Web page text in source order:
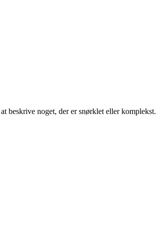
beskrive noget, der er snørklet eller komplekst.